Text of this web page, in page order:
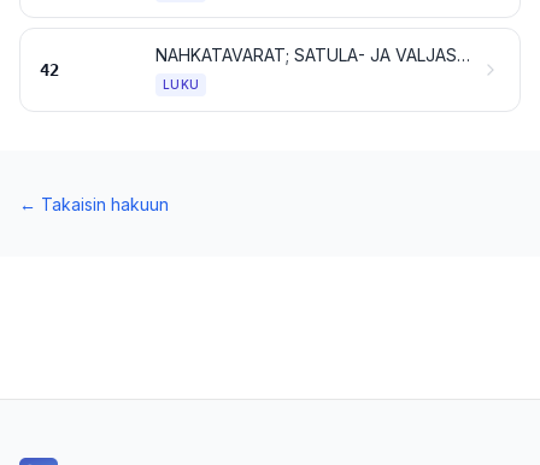
42
NAHKATAVARAT; SATULA- JA VALJASTEOKSET; MATKATARVIKKEET, KÄSILAUKUT JA NIIDEN KALTAISET SÄILYTYSESINEET; SUOLESTA VALMISTETUT TAVARAT
LUKU
← Takaisin hakuun